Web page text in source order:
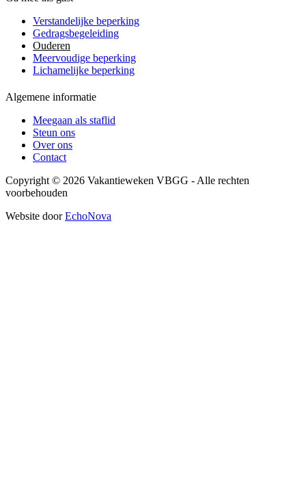
Verstandelijke beperking
Gedragsbegeleiding
Ouderen
Meervoudige beperking
Lichamelijke beperking
Algemene informatie
Meegaan als staflid
Steun ons
Over ons
Contact
Copyright © 2026 Vakantieweken VBGG - Alle rechten
voorbehouden
Website doorEchoNova